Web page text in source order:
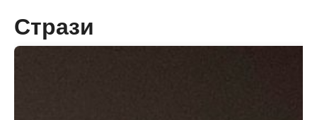
Стрази